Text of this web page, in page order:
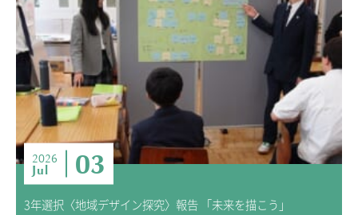
2026
Jul 03
3年選択〈地域デザイン探究〉報告 「未来を描こう」